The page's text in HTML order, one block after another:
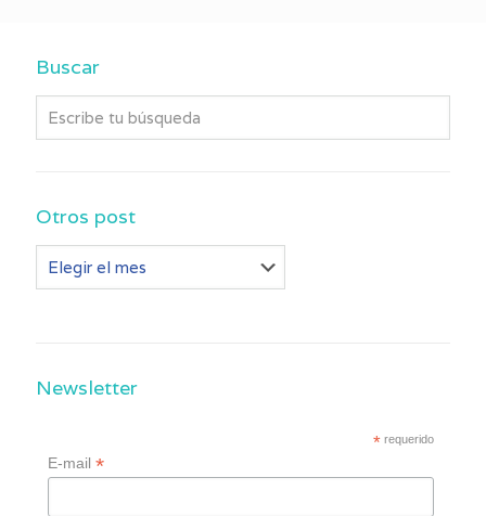
Buscar
Otros post
post
Newsletter
* requerido
E-mail*